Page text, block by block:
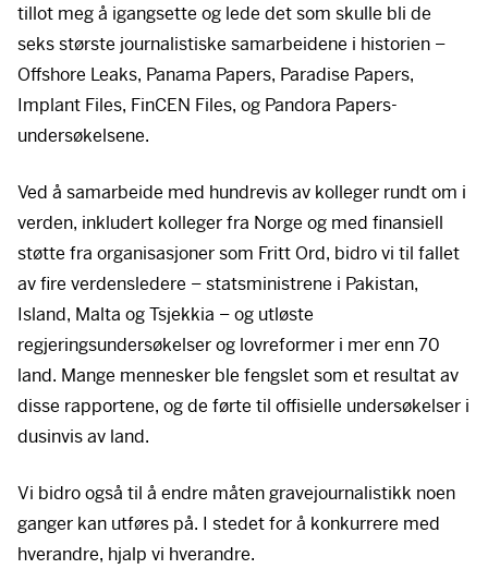
tillot meg å igangsette og lede det som skulle bli de
seks største journalistiske samarbeidene i historien –
Offshore Leaks, Panama Papers, Paradise Papers,
Implant Files, FinCEN Files, og Pandora Papers-
undersøkelsene.
Ved å samarbeide med hundrevis av kolleger rundt om i
verden, inkludert kolleger fra Norge og med finansiell
støtte fra organisasjoner som Fritt Ord, bidro vi til fallet
av fire verdensledere – statsministrene i Pakistan,
Island, Malta og Tsjekkia – og utløste
regjeringsundersøkelser og lovreformer i mer enn 70
land. Mange mennesker ble fengslet som et resultat av
disse rapportene, og de førte til offisielle undersøkelser i
dusinvis av land.
Vi bidro også til å endre måten gravejournalistikk noen
ganger kan utføres på. I stedet for å konkurrere med
hverandre, hjalp vi hverandre.